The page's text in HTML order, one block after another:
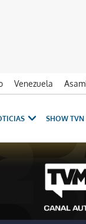
Venezuela
SHOW TVN